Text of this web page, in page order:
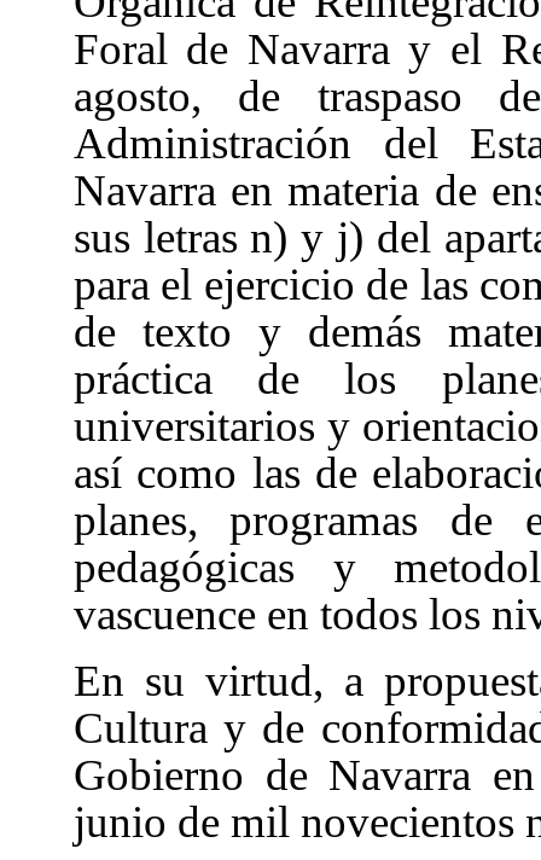
Foral de Navarray el
agosto, de traspaso
Administración del
Navarra en materia de
sus letras n) y j) del
para el ejercicio de las
de texto y demás
práctica de los
universitarios y
así como las de
planes, programas de
pedagógicas y
vascuence en todos los
En su virtud, a
Cultura y de
Gobierno de Navarra
junio de mil novecientos